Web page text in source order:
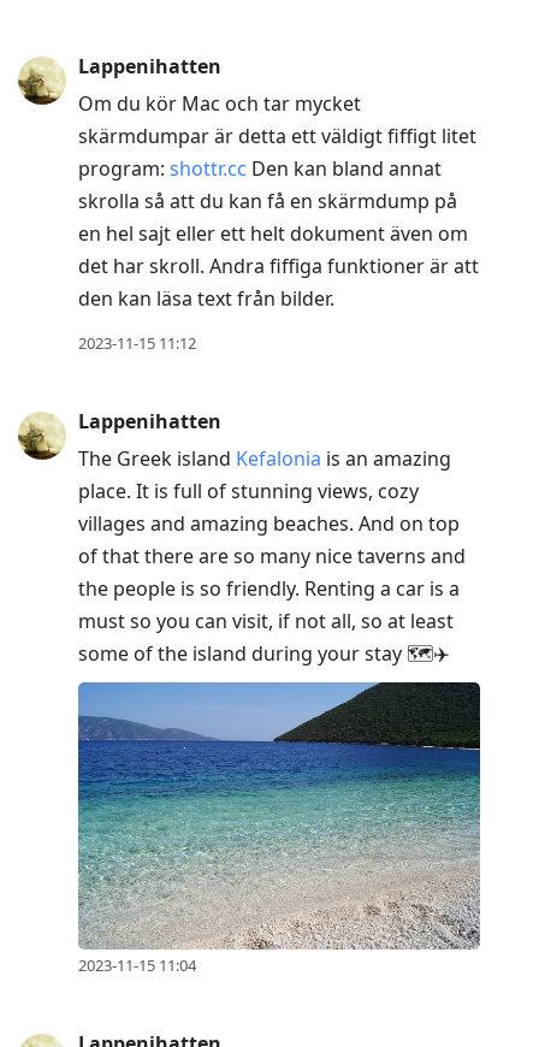
Lappenihatten
Om du kör Mac och tar mycket
skärmdumpar är detta ett väldigt fiffigt litet
program: shottr.cc Den kan bland annat
skrolla så att du kan få en skärmdump på
en hel sajt eller ett helt dokument även om
det har skroll. Andra fiffiga funktioner är att
den kan läsa text från bilder.
2023-11-15 11:12
Lappenihatten
The Greek island Kefalonia is an amazing
place. It is full of stunning views, cozy
villages and amazing beaches. And on top
of that there are so many nice taverns and
the people is so friendly. Renting a car is a
must so you can visit, if not all, so at least
some of the island during your stay 🗺️✈️
2023-11-15 11:04